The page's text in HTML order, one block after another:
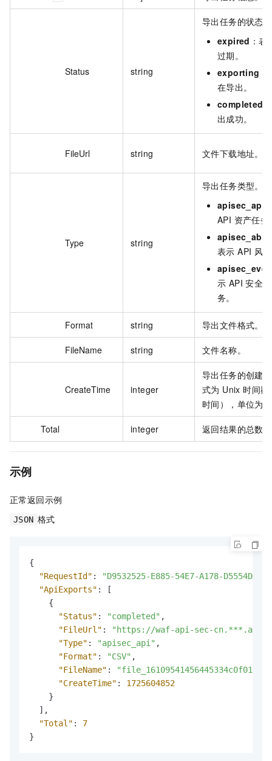
Status string
导出任务的状态
expired ：表
过期。
exporting
在导出。
completed
出成功。
FileUrl string 文件下载地址。
Type string
导出任务类型。
apisec_api
API 资产任务
表示 API 风
示 API 安全
务。
Format string 导出文件格式。
FileName string 文件名称。
CreateTime integer
导出任务的创建
式为 Unix 时间戳
时间），单位为
Total integer 返回结果的总数。
示例
正常返回示例
JSON 格式
{
"RequestId" :
"D9532525-E885-54E7-A178-
"ApiExports" :
[
{
"Status" : "completed" ,
"FileUrl" :
"https://waf-api-sec-
"Type" : "apisec_api" ,
"Format" : "CSV" ,
"FileName" :
"CreateTime" :
1725604852
}
] ,
"Total" :
7
}